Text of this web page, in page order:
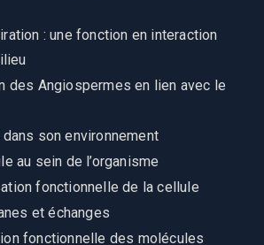
: une fonction en interaction
des Angiospermes en lien avec le
son environnement
au sein de l’organisme
fonctionnelle de la cellule
et échanges
fonctionnelle des molécules